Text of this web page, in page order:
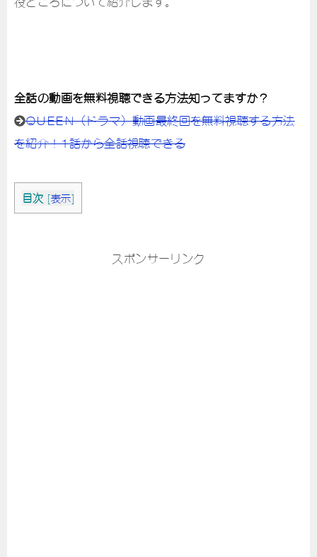
全話の動画を無料視聴できる方法知ってますか？
QUEEN（ドラマ）動画最終回を無料視聴する方法
を紹介！1話から全話視聴できる
目次 [表示]
スポンサーリンク